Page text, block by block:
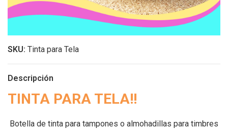
SKU: Tinta para Tela
Descripción
TINTA PARA TELA!!
Botella de tinta para tampones o almohadillas para timbres